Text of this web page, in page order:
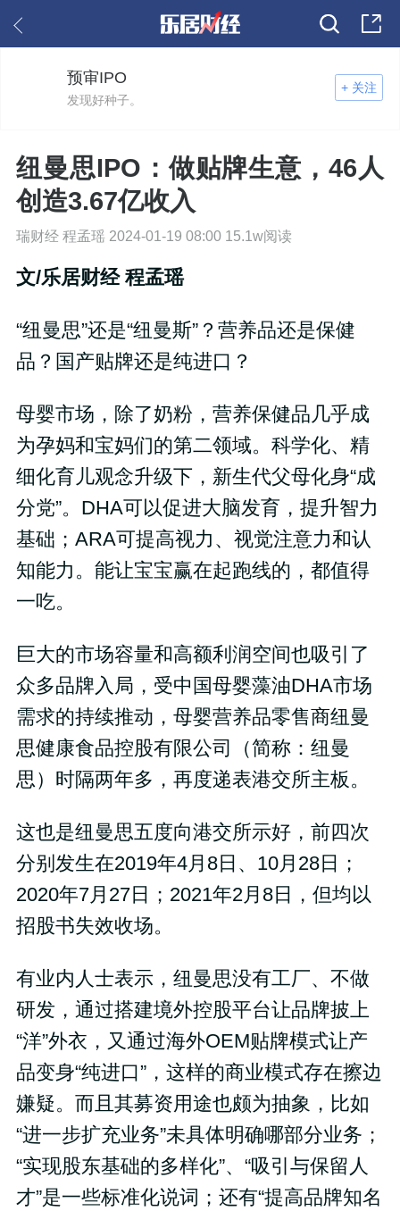
+ 关注
预审IPO
发现好种子。
纽曼思IPO：做贴牌生意，46人
创造3.67亿收入
瑞财经 程孟瑶 2024-01-19 08:00 15.1w阅读
文/乐居财经 程孟瑶
“纽曼思”还是“纽曼斯”？营养品还是保健
品？国产贴牌还是纯进口？
母婴市场，除了奶粉，营养保健品几乎成
为孕妈和宝妈们的第二领域。科学化、精
细化育儿观念升级下，新生代父母化身“成
分党”。DHA可以促进大脑发育，提升智力
基础；ARA可提高视力、视觉注意力和认
知能力。能让宝宝赢在起跑线的，都值得
一吃。
巨大的市场容量和高额利润空间也吸引了
众多品牌入局，受中国母婴藻油DHA市场
需求的持续推动，母婴营养品零售商纽曼
思健康食品控股有限公司（简称：纽曼
思）时隔两年多，再度递表港交所主板。
这也是纽曼思五度向港交所示好，前四次
分别发生在2019年4月8日、10月28日；
2020年7月27日；2021年2月8日，但均以
招股书失效收场。
有业内人士表示，纽曼思没有工厂、不做
研发，通过搭建境外控股平台让品牌披上
“洋”外衣，又通过海外OEM贴牌模式让产
品变身“纯进口”，这样的商业模式存在擦边
嫌疑。而且其募资用途也颇为抽象，比如
“进一步扩充业务”未具体明确哪部分业务；
“实现股东基础的多样化”、“吸引与保留人
才”是一些标准化说词；还有“提高品牌知名